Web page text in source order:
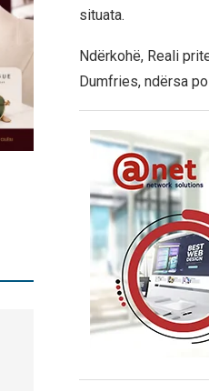
situata.
Ndërkohë, Reali
Dumfries, ndërsa